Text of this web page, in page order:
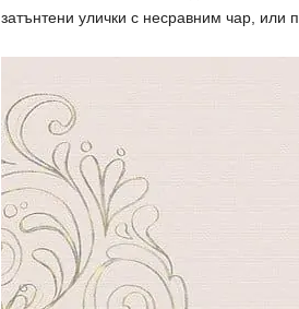
затънтени улички с несравним чар, или